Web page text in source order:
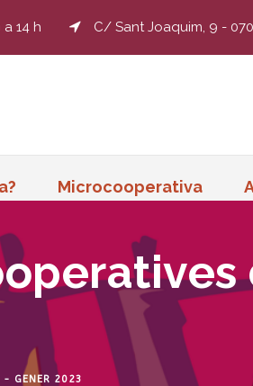
14 h C/ Sant Joaquim, 9 -
Microcooperativa
- GENER 2023